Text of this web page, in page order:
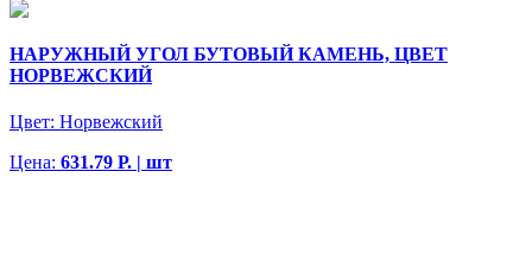
НАРУЖНЫЙ УГОЛ БУТОВЫЙ КАМЕНЬ, ЦВЕТ
НОРВЕЖСКИЙ
Цвет: Норвежский
Цена: 631.79 Р. | шт